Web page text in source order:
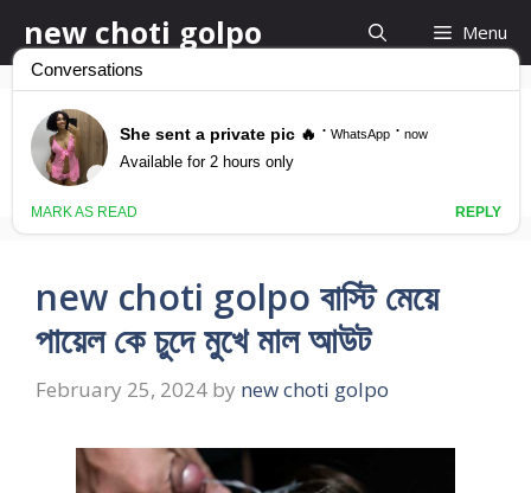
to
content
new choti golpo Menu
new chodar golpo
new choti golpo বাস্টি মেয়ে
পায়েল কে চুদে মুখে মাল আউট
February 25, 2024 by new choti golpo